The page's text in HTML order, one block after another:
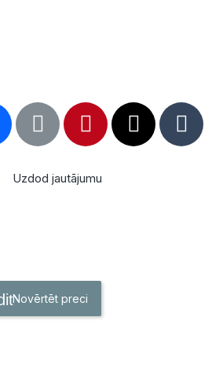
Uzdod jautājumu
Novērtēt preci